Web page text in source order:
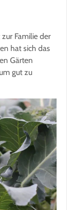
Familie der
hat sich das
Gärten
gut zu